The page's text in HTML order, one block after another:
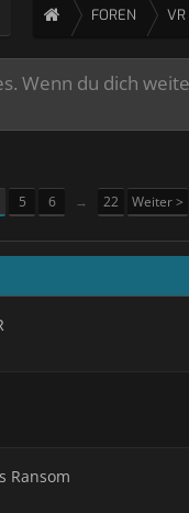
FOREN VR
Wenn du dich
5 6 → 22 Weiter >
Ransom